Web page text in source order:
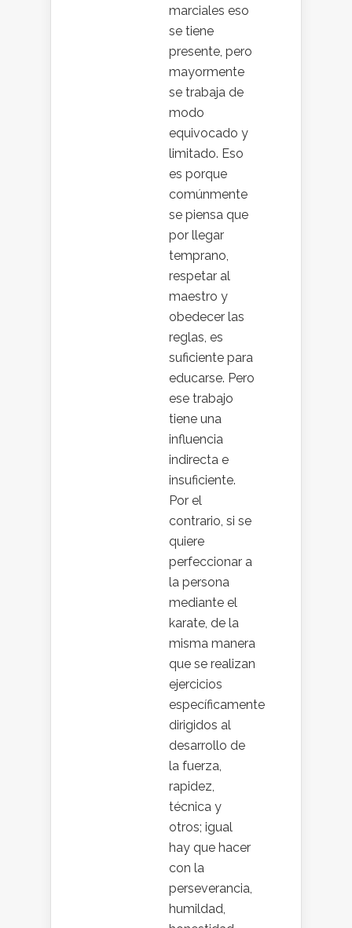
marciales eso
se tiene
presente, pero
mayormente
se trabaja de
modo
equivocado y
limitado. Eso
es porque
comúnmente
se piensa que
por llegar
temprano,
respetar al
maestro y
obedecer las
reglas, es
suficiente para
educarse. Pero
ese trabajo
tiene una
influencia
indirecta e
insuficiente.
Por el
contrario, si se
quiere
perfeccionar a
la persona
mediante el
karate, de la
misma manera
que se realizan
ejercicios
específicamente
dirigidos al
desarrollo de
la fuerza,
rapidez,
técnica y
otros; igual
hay que hacer
con la
perseverancia,
humildad,